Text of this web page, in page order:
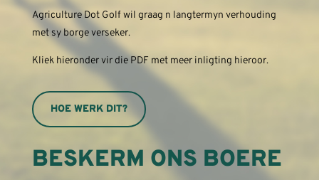
Agriculture Dot Golf wil graag n langtermyn verhouding
met sy borge verseker.
Kliek hieronder vir die PDF met meer inligting hieroor.
HOE WERK DIT?
BESKERM ONS BOERE